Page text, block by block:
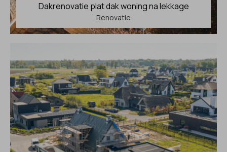
Dakrenovatie plat dak woning na lekkage
Renovatie